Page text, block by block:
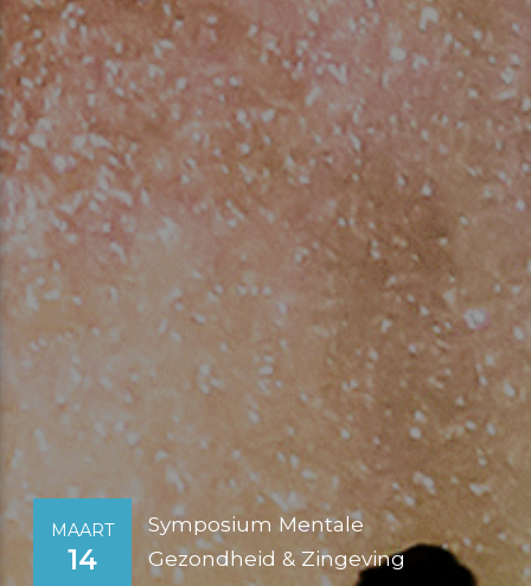
MAART
14
Symposium Mentale
Gezondheid & Zingeving